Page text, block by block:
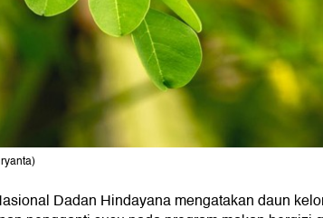
Dadan Hindayana mengatakan daun